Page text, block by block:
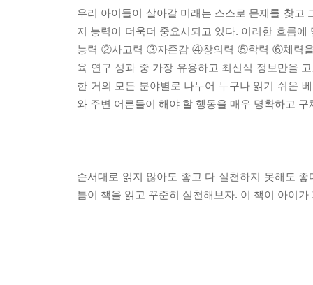
우리 아이들이 살아갈 미래는 스스로 문제를 찾고
지 능력이 더욱더 중요시되고 있다. 이러한 흐름
능력 ②사고력 ③자존감 ④창의력 ⑤학력 ⑥체력을
육 연구 성과 중 가장 유용하고 최신식 정보만을 고르
한 거의 모든 분야별로 나누어 누구나 읽기 쉬운
와 주변 어른들이 해야 할 행동을 매우 명확하고
순서대로 읽지 않아도 좋고 다 실천하지 못해도
틈이 책을 읽고 꾸준히 실천해보자. 이 책이 아이